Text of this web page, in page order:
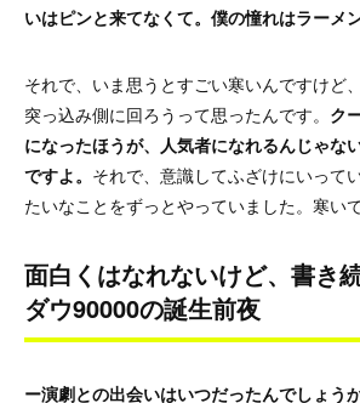
いはピンと来てなくて。僕の憧れはラーメ
それで、いま思うとすごい寒いんですけど
突っ込み側に回ろうって思ったんです。 ク
になったほうが、人気者になれるんじゃな
ですよ。 それで、意識してふざけにいって
たいなことをずっとやっていました。寒い
面白くはなれないけど、書き
ダウ90000の誕生前夜
ー演劇との出会いはいつだったんでしょうか